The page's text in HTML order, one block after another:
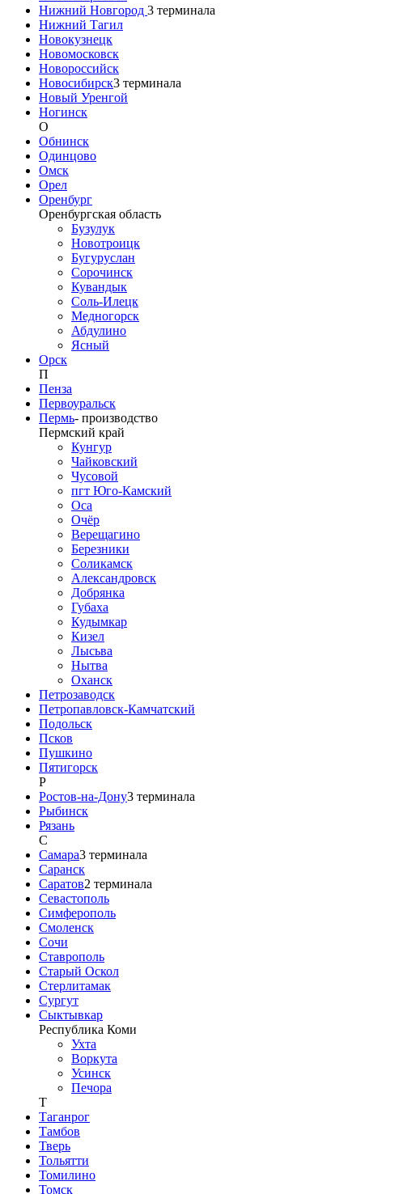
Нижний Новгород 3 терминала
Нижний Тагил
Новокузнецк
Новомосковск
Новороссийск
Новосибирск3 терминала
Новый Уренгой
Ногинск
О
Обнинск
Одинцово
Омск
Орел
Оренбург
Оренбургская область
Бузулук
Новотроицк
Бугуруслан
Сорочинск
Кувандык
Соль-Илецк
Медногорск
Абдулино
Ясный
Орск
П
Пенза
Первоуральск
Пермь- производство
Пермский край
Кунгур
Чайковский
Чусовой
пгт Юго-Камский
Оса
Очёр
Верещагино
Березники
Соликамск
Александровск
Добрянка
Губаха
Кудымкар
Кизел
Лысьва
Нытва
Оханск
Петрозаводск
Петропавловск-Камчатский
Подольск
Псков
Пушкино
Пятигорск
Р
Ростов-на-Дону3 терминала
Рыбинск
Рязань
С
Самара3 терминала
Саранск
Саратов2 терминала
Севастополь
Симферополь
Смоленск
Сочи
Ставрополь
Старый Оскол
Стерлитамак
Сургут
Сыктывкар
Республика Коми
Ухта
Воркута
Усинск
Печора
Т
Таганрог
Тамбов
Тверь
Тольятти
Томилино
Томск